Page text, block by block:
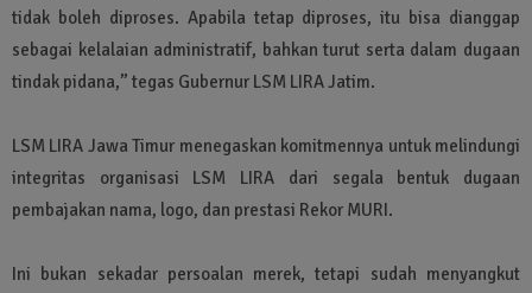
tidak boleh diproses. Apabila tetap diproses, itu bisa dianggap
sebagai kelalaian administratif, bahkan turut serta dalam dugaan
tindak pidana,” tegas Gubernur LSM LIRA Jatim.
LSM LIRA Jawa Timur menegaskan komitmennya untuk melindungi
integritas organisasi LSM LIRA dari segala bentuk dugaan
pembajakan nama, logo, dan prestasi Rekor MURI.
Ini bukan sekadar persoalan merek, tetapi sudah menyangkut